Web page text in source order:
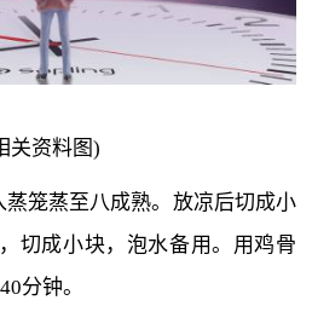
关资料图)
笼蒸至八成熟。放凉后切成小
切成小块，泡水备用。用鸡骨
分钟。